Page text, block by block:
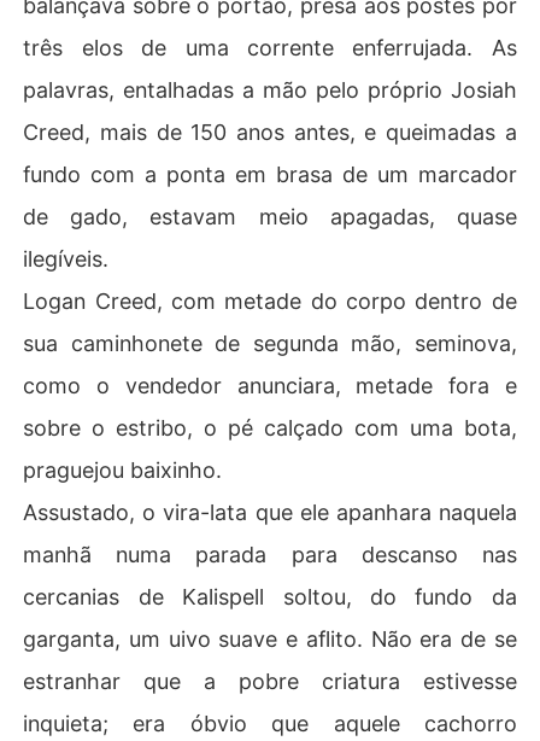
balançava sobre o portão, presa aos postes por
três elos de uma corrente enferrujada. As
palavras, entalhadas a mão pelo próprio Josiah
Creed, mais de 150 anos antes, e queimadas a
fundo com a ponta em brasa de um marcador
de gado, estavam meio apagadas, quase
ilegíveis.
Logan Creed, com metade do corpo dentro de
sua caminhonete de segunda mão, seminova,
como o vendedor anunciara, metade fora e
sobre o estribo, o pé calçado com uma bota,
praguejou baixinho.
Assustado, o vira-lata que ele apanhara naquela
manhã numa parada para descanso nas
cercanias de Kalispell soltou, do fundo da
garganta, um uivo suave e aflito. Não era de se
estranhar que a pobre criatura estivesse
inquieta; era óbvio que aquele cachorro